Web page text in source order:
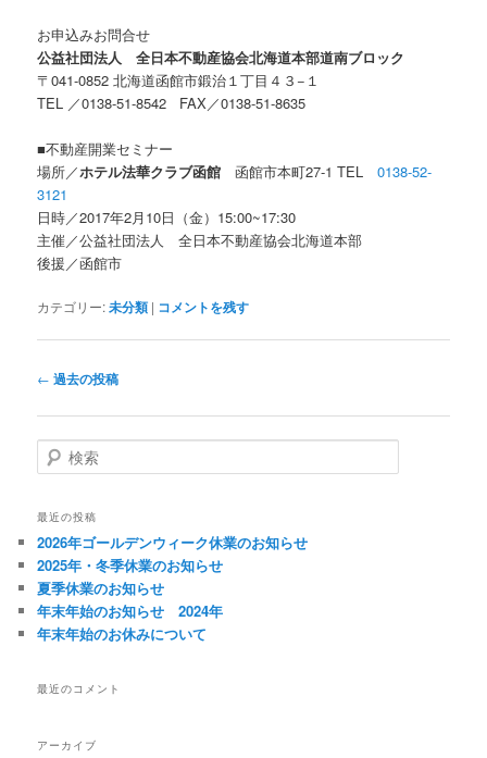
お申込みお問合せ
公益社団法人 全日本不動産協会北海道本部道南ブロック
〒041-0852 北海道函館市鍛治１丁目４３−１
TEL ／0138-51-8542 FAX／0138-51-8635
■不動産開業セミナー
場所／ホテル法華クラブ函館 函館市本町27-1 TEL0138-52-
3121
日時／2017年2月10日（金）15:00~17:30
主催／公益社団法人 全日本不動産協会北海道本部
後援／函館市
カテゴリー:未分類 | コメントを残す
投
ナ
ビ
ゲ
シ
ョ
ン
← 過去の投稿
検
索
最近の投稿
2026年ゴールデンウィーク休業のお知らせ
2025年・冬季休業のお知らせ
夏季休業のお知らせ
年末年始のお知らせ 2024年
年末年始のお休みについて
最近のコメント
アーカイブ